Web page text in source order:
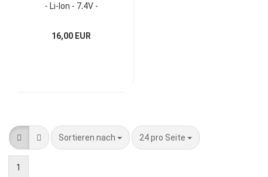
- Li-Ion - 7,4V -
16,00 EUR
Sortieren nach
Sortieren nach 24 pro Seite
pro Seite
1